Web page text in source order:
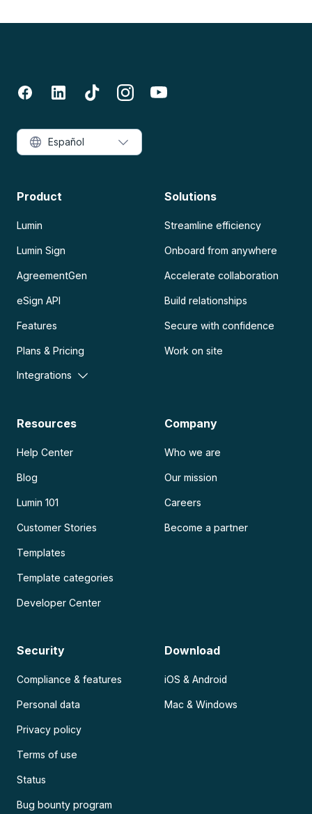
Product
Lumin
Lumin Sign
AgreementGen
eSign API
Features
Plans & Pricing
Integrations
Solutions
Streamline efficiency
Onboard from anywhere
Accelerate collaboration
Build relationships
Secure with confidence
Work on site
Resources
Help Center
Blog
Lumin 101
Customer Stories
Templates
Template categories
Developer Center
Company
Who we are
Our mission
Careers
Become a partner
Security
Compliance & features
Personal data
Privacy policy
Terms of use
Status
Bug bounty program
Download
iOS & Android
Mac & Windows
Español